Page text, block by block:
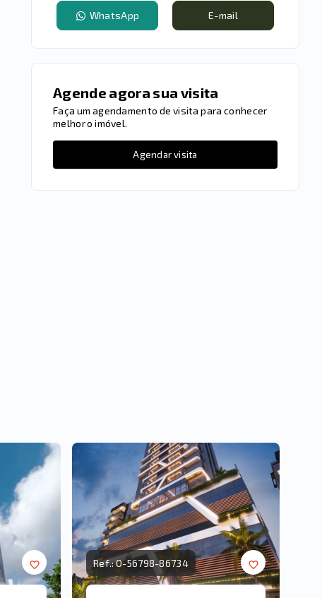
WhatsApp E-mail
Agende agora sua visita
Faça um agendamento de visita para conhecer
melhor o imóvel.
Agendar visita
Ref.:O-56798-86734